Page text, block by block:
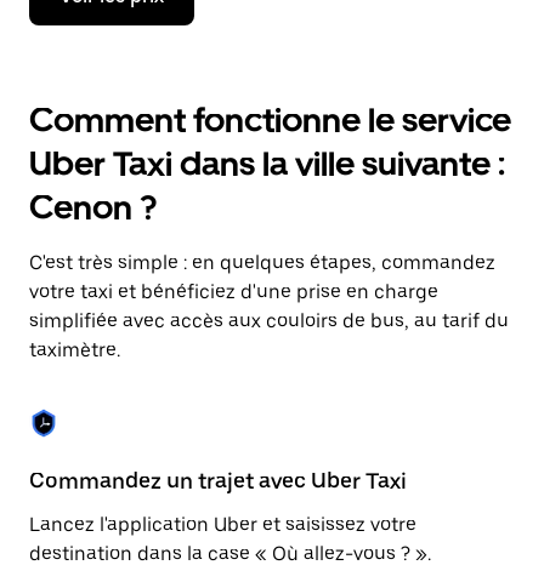
la
bas
pour
ouvrir
le
calendrier
et
une
date.
Appuyez
sur
la
pour
fermer
calendrier.
Comment fonctionne le service
Uber Taxi dans la ville suivante :
Cenon ?
C'est très simple : en quelques étapes, commandez
votre taxi et bénéficiez d'une prise en charge
simplifiée avec accès aux couloirs de bus, au tarif du
taximètre.
Commandez un trajet avec Uber Taxi
Lancez l'application Uber et saisissez votre
destination dans la case « Où allez-vous ? ».